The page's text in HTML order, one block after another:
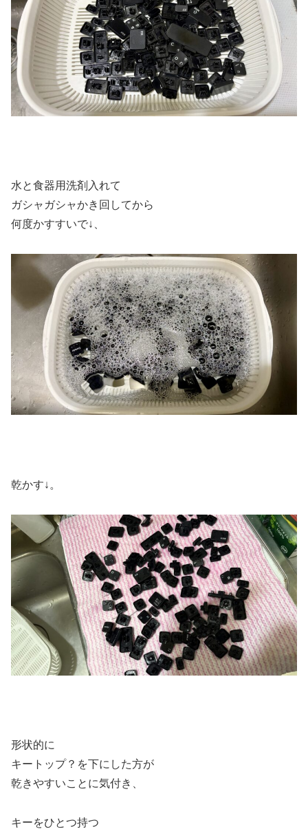
水と食器用洗剤入れて
ガシャガシャかき回してから
何度かすすいで↓、
乾かす↓。
形状的に
キートップ？を下にした方が
乾きやすいことに気付き、
キーをひとつ持つ